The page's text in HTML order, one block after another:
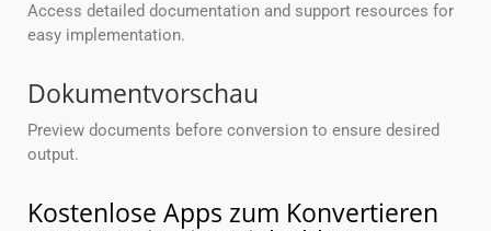
Access detailed documentation and support resources for
easy implementation.
Dokumentvorschau
Preview documents before conversion to ensure desired
output.
Kostenlose Apps zum Konvertieren